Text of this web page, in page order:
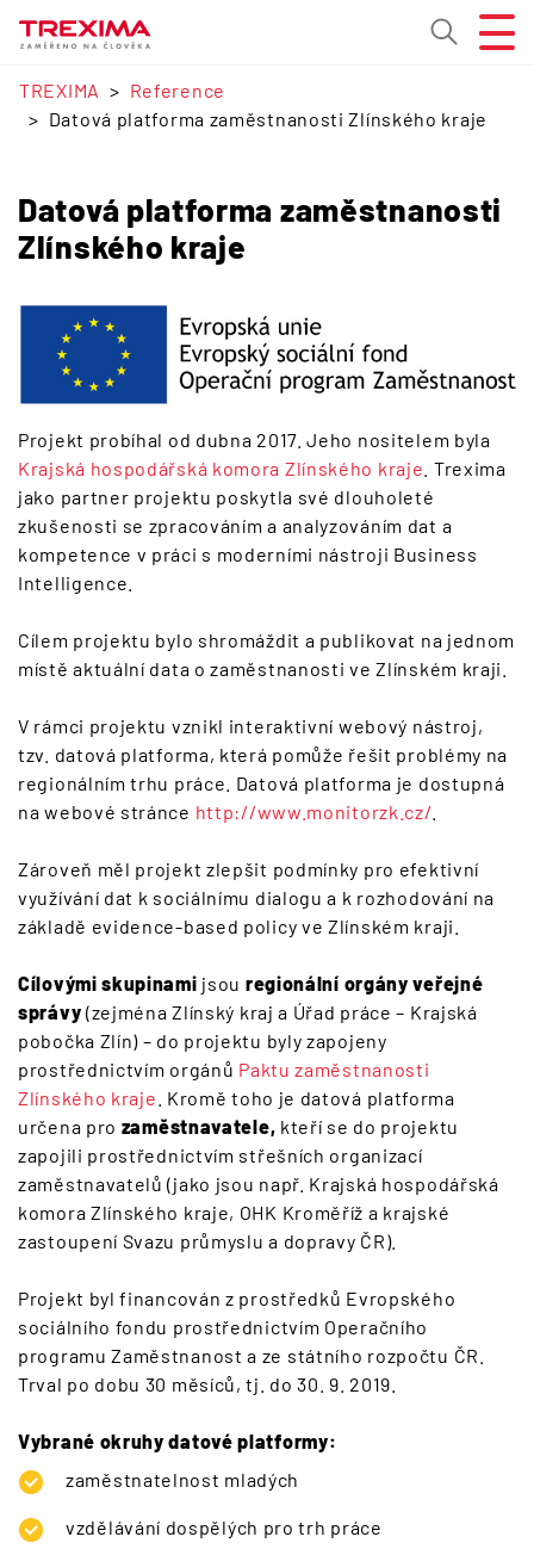
TREXIMA
Reference
Datová platforma zaměstnanosti Zlínského kraje
Datová platforma zaměstnanosti
Zlínského kraje
Projekt probíhal od dubna 2017. Jeho nositelem byla
Krajská hospodářská komora Zlínského kraje . Trexima
jako partner projektu poskytla své dlouholeté
zkušenosti se zpracováním a analyzováním dat a
kompetence v práci s moderními nástroji Business
Intelligence.
Cílem projektu bylo shromáždit a publikovat na jednom
místě aktuální data o zaměstnanosti ve Zlínském kraji.
V rámci projektu vznikl interaktivní webový nástroj,
tzv. datová platforma, která pomůže řešit problémy na
regionálním trhu práce. Datová platforma je dostupná
na webové stránce http://www.monitorzk.cz/
Zároveň měl projekt zlepšit podmínky pro efektivní
využívání dat k sociálnímu dialogu a k rozhodování na
základě evidence-based policy ve Zlínském kraji.
Cílovými skupinami jsou regionální orgány veřejné
správy (zejména Zlínský kraj a Úřad práce – Krajská
pobočka Zlín) – do projektu byly zapojeny
prostřednictvím orgánů Paktu zaměstnanosti
Zlínského kraje . Kromě toho je datová platforma
určena pro zaměstnavatele, kteří se do projektu
zapojili prostřednictvím střešních organizací
zaměstnavatelů (jako jsou např. Krajská hospodářská
komora Zlínského kraje, OHK Kroměříž a krajské
zastoupení Svazu průmyslu a dopravy ČR).
Projekt byl financován z prostředků Evropského
sociálního fondu prostřednictvím Operačního
programu Zaměstnanost a ze státního rozpočtu ČR.
Trval po dobu 30 měsíců, tj. do 30. 9. 2019.
Vybrané okruhy datové platformy:
zaměstnatelnost mladých
vzdělávání dospělých pro trh práce